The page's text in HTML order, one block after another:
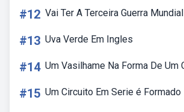
#12 Vai Ter A Terceira Guerra Mundial
#13 Uva Verde Em Ingles
#14 Um Vasilhame Na Forma De Um
#15 Um Circuito Em Serie é